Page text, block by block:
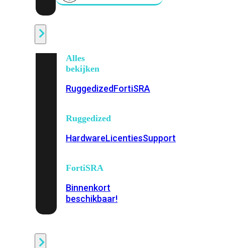
Alles
bekijken
RuggedizedFortiSRA
Ruggedized
HardwareLicentiesSupport
FortiSRA
Binnenkort
beschikbaar!